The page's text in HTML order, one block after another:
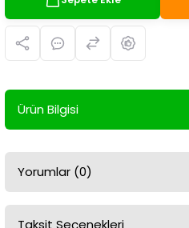
Ürün Bilgisi
Yorumlar (0)
Taksit Seçenekleri